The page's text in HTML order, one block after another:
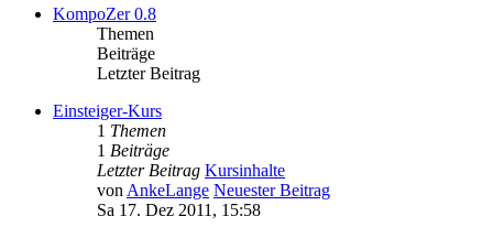
KompoZer 0.8
Themen
Beiträge
Letzter Beitrag
Einsteiger-Kurs
1 Themen
1 Beiträge
Letzter Beitrag Kursinhalte
vonAnkeLange Neuester Beitrag
Sa 17. Dez 2011, 15:58